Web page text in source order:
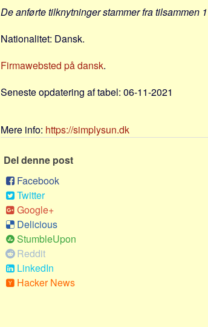
De anførte tilknytninger stammer fra tilsammen
Nationalitet: Dansk.
Firmawebsted på dansk.
Seneste opdatering af tabel: 06-11-2021
Mere info: https://simplysun.dk
Del denne post
Facebook
Twitter
Google+
Delicious
StumbleUpon
Reddit
LinkedIn
Hacker News